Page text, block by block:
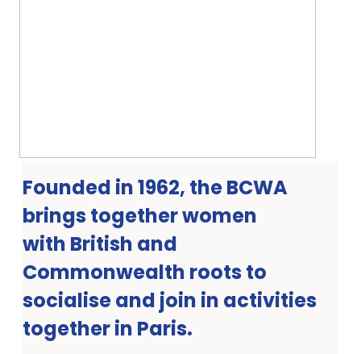
Founded in 1962, the BCWA
brings together women
with British and
Commonwealth roots to
socialise and join in activities
together in Paris.